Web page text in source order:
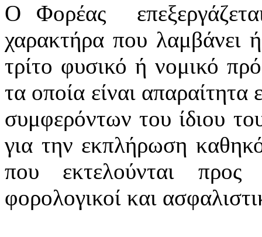
Ο Φορέας
χαρακτήρα που λαμβάνει
τρίτο φυσικό ή νομικό
τα οποία είναι απαραίτητα
συμφερόντων του ίδιου
για την εκπλήρωση
που εκτελούνται
φορολογικοί και